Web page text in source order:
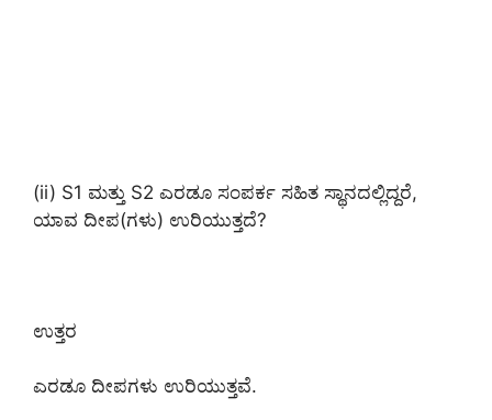
(ii) S1 ಮತ್ತು S2 ಎರಡೂ ಸಂಪರ್ಕ ಸಹಿತ ಸ್ಥಾನದಲ್ಲಿದ್ದರೆ,
ಯಾವ ದೀಪ(ಗಳು) ಉರಿಯುತ್ತದೆ?
ಉತ್ತರ
ಎರಡೂ ದೀಪಗಳು ಉರಿಯುತ್ತವೆ.